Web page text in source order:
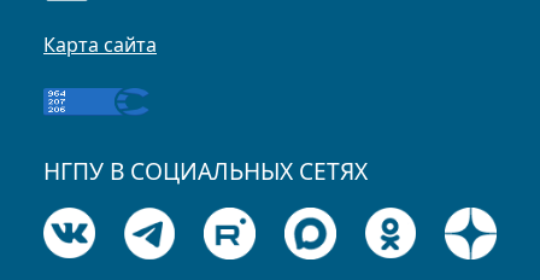
Карта сайта
НГПУ В СОЦИАЛЬНЫХ СЕТЯХ